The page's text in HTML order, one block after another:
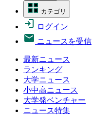
カテゴリ
ログイン
ニュースを受信
最新ニュース
ランキング
大学ニュース
小中高ニュース
大学発ベンチャー
ニュース特集